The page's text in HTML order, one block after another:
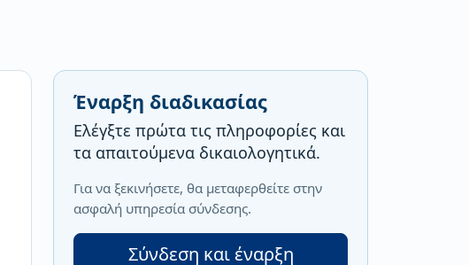
Έναρξη διαδικασίας
Ελέγξτε πρώτα τις πληροφορίες και
τα απαιτούμενα δικαιολογητικά.
Για να ξεκινήσετε, θα μεταφερθείτε στην
ασφαλή υπηρεσία σύνδεσης.
Σύνδεση και έναρξη